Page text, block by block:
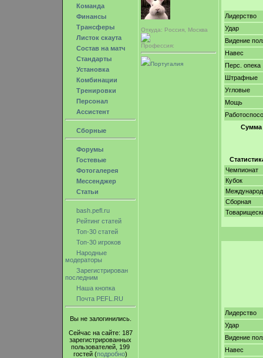
Команда
Финансы
Трансферы
Листок скаута
Состав на матч
Стандарты
Установка
Комбинации
Тренировки
Персонал
Ассистент
Сборные
Форумы
Гостевые
Фотогалерея
Мессенджер
Статьи
bash.pefl.ru
Рейтинг статей
Топ-30 статей
Топ-30 игроков
Народные
модераторы
Зарегистрирован
последним
Наша кнопка
Почта PEFL.RU
Вы не залогинились.
Сейчас на сайте: 187
зарегистрированных
пользователей, 199
гостей (подробно)
Откуда: Россия, Москва
Профессия:
Португалия
Лидерство
Удар
Видение
Навес
Перс. опека
Штрафные
Угловые
Мощь
Сумма
Чемпионат
Кубок
Сборная
Лидерство
Удар
Видение
Навес